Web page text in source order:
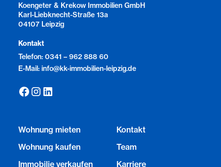
Koengeter & Krekow Immobilien GmbH
Karl-Liebknecht-Straße 13a
04107 Leipzig
Kontakt
Telefon: 0341 – 962 888 60
E-Mail: info@kk-immobilien-leipzig.de
Wohnung mieten
Wohnung kaufen
Immobilie verkaufen
Kontakt
Team
Karriere